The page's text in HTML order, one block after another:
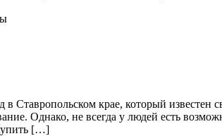
Ставропольском крае, который
Однако, не всегда у людей есть
[…]